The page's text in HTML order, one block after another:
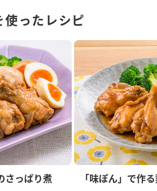
使ったレシピ
さっぱり煮 「味ぽん」で作